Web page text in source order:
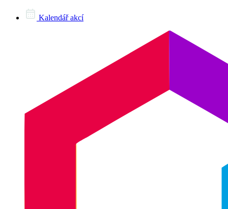
Kalendář akcí